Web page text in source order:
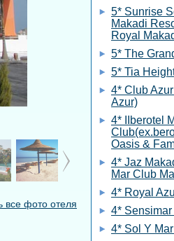
все фото отеля
5* Sunrise
Makadi
Royal
5* The
5* Tia
4* Club
Azur)
4* IIberotel
Oasis &
4* Jaz
Mar Club
4* Royal
4*
4* Sol Y